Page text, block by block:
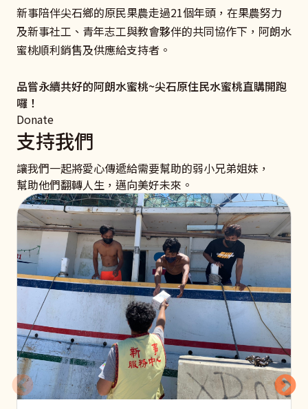
新事陪伴尖石鄉的原民果農走過21個年頭，在果農努力
及新事社工、青年志工與教會夥伴的共同協作下，阿朗水
蜜桃順利銷售及供應給支持者。
品嘗永續共好的阿朗水蜜桃~尖石原住民水蜜桃直購開跑
囉！
愛心一領二 愛心不落後 聚沙可成塔
我要捐款
打造雇主放心移工安心的新勞雇關係！ 聯絡新事社會服
務中心，了解更多關於良好雇主和移工溝通、勞雇關係促
進、相關法律及資源的資訊吧！
了解更多
助原住民弱勢及受災家庭和青少年培力學習，迎向未來，
翻轉命運。
Donate
支持我們
讓我們一起將愛心傳遞給需要幫助的弱小兄弟姐妹，
幫助他們翻轉人生，邁向美好未來。